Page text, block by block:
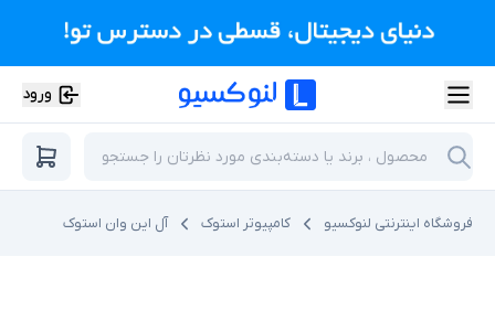
ورود
فروشگاه اینترنتی لنوکسیو کامپیوتر استوک آل این وان استوک